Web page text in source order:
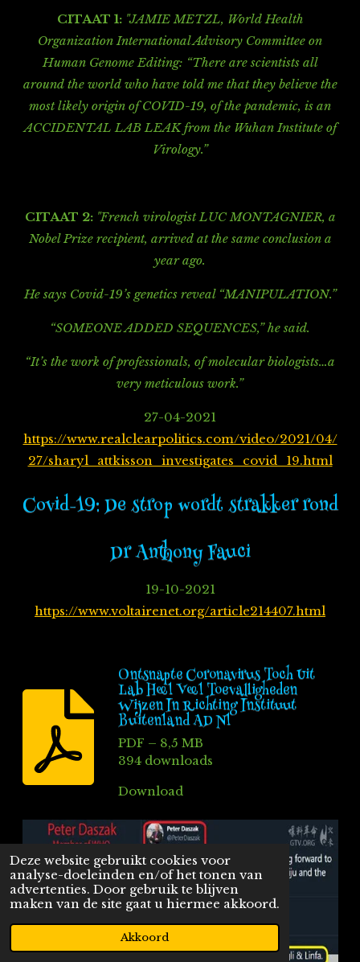
Deze website gebruikt cookies voor
analyse-doeleinden en/of het tonen van
advertenties. Door gebruik te blijven
maken van de site gaat u hiermee akkoord.
Akkoord
CITAAT 1:"JAMIE METZL, World Health
Organization International Advisory Committee on
Human Genome Editing: “There are scientists all
around the world who have told me that they believe the
most likely origin of COVID-19, of the pandemic, is an
ACCIDENTAL LAB LEAK from the Wuhan Institute of
Virology.”
CITAAT 2: "French virologist LUC MONTAGNIER, a
Nobel Prize recipient, arrived at the same conclusion a
year ago.
He says Covid-19’s genetics reveal “MANIPULATION.”
“SOMEONE ADDED SEQUENCES,” he said.
“It’s the work of professionals, of molecular biologists…a
very meticulous work.”
27-04-2021
https://www.realclearpolitics.com/video/2021/04/
27/sharyl_attkisson_investigates_covid_19.html
Covid-19: De strop wordt strakker rond
Dr Anthony Fauci
19-10-2021
https://www.voltairenet.org/article214407.html
Ontsnapte Coronavirus Toch Uit
Lab Heel Veel Toevalligheden
Wijzen In Richting Instituut
Buitenland AD Nl
PDF – 8,5 MB
394 downloads
Download